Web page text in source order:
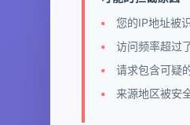
您的IP地址被
访问频率超过
请求包含可疑
来源地区被安